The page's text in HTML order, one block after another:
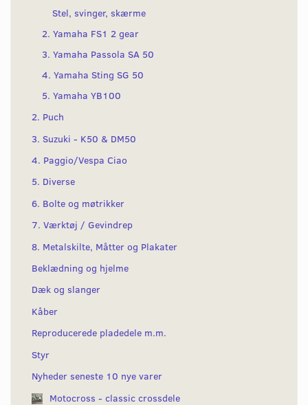
Stel, svinger, skærme
2. Yamaha FS1 2 gear
3. Yamaha Passola SA 50
4. Yamaha Sting SG 50
5. Yamaha YB100
2. Puch
3. Suzuki - K50 & DM50
4. Paggio/Vespa Ciao
5. Diverse
6. Bolte og møtrikker
7. Værktøj / Gevindrep
8. Metalskilte, Måtter og Plakater
Beklædning og hjelme
Dæk og slanger
Kåber
Reproducerede pladedele m.m.
Styr
Nyheder seneste 10 nye varer
Motocross - classic crossdele